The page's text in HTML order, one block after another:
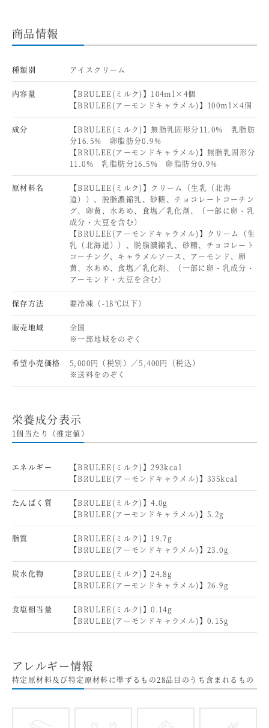
商品情報
種類別 アイスクリーム
内容量
【BRULEE(ミルク)】104ml×4個
【BRULEE(アーモンドキャラメル)】100ml×4個
成分
【BRULEE(ミルク)】無脂乳固形分11.0% 乳脂肪
分16.5% 卵脂肪分0.9%
【BRULEE(アーモンドキャラメル)】無脂乳固形分
11.0% 乳脂肪分16.5% 卵脂肪分0.9%
原材料名
【BRULEE(ミルク)】クリーム（生乳（北海
道））、脱脂濃縮乳、砂糖、チョコレートコーチン
グ、卵黄、水あめ、食塩／乳化剤、（一部に卵・乳
成分・大豆を含む）
【BRULEE(アーモンドキャラメル)】クリーム（生
乳（北海道））、脱脂濃縮乳、砂糖、チョコレート
コーチング、キャラメルソース、アーモンド、卵
黄、水あめ、食塩／乳化剤、（一部に卵・乳成分・
アーモンド・大豆を含む）
保存方法 要冷凍（-18℃以下）
販売地域
全国
※一部地域をのぞく
希望小売価格
5,000円（税別）／5,400円（税込）
※送料をのぞく
栄養成分表示
1個当たり（推定値）
エネルギー
【BRULEE(ミルク)】293kcal
【BRULEE(アーモンドキャラメル)】335kcal
たんぱく質
【BRULEE(ミルク)】4.0g
【BRULEE(アーモンドキャラメル)】5.2g
脂質
【BRULEE(ミルク)】19.7g
【BRULEE(アーモンドキャラメル)】23.0g
炭水化物
【BRULEE(ミルク)】24.8g
【BRULEE(アーモンドキャラメル)】26.9g
食塩相当量
【BRULEE(ミルク)】0.14g
【BRULEE(アーモンドキャラメル)】0.15g
アレルギー情報
特定原材料及び特定原材料に準ずるもの28品目のうち含まれるもの